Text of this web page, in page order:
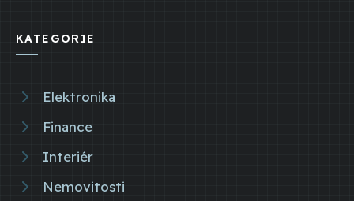
KATEGORIE
Elektronika
Finance
Interiér
Nemovitosti